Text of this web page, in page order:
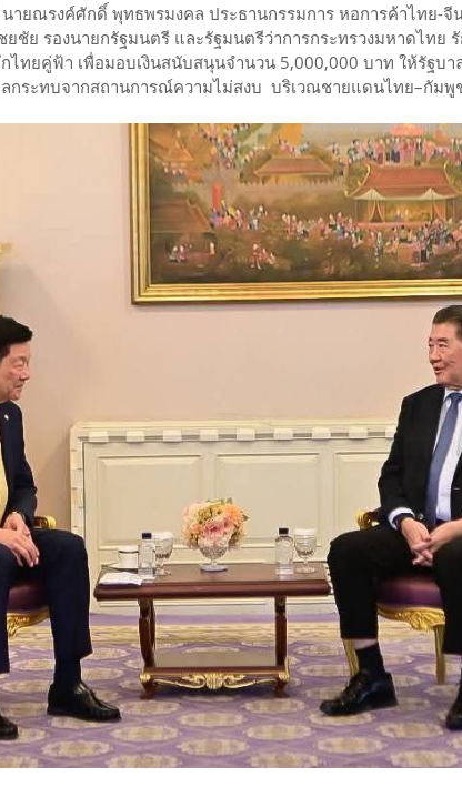
ายณรงค์ศักดิ์ พุทธพรมงคล ประธานกรรมการ หอการค้าไทย-
ยชัย รองนายกรัฐมนตรี และรัฐมนตรีว่าการกระทรวงมหาดไทย
ไทยคู่ฟ้า เพื่อมอบเงินสนับสนุนจำนวน 5,000,000 บาท ให้รัฐบา
กระทบจากสถานการณ์ความไม่สงบ บริเวณชายแดนไทย–กัมพู